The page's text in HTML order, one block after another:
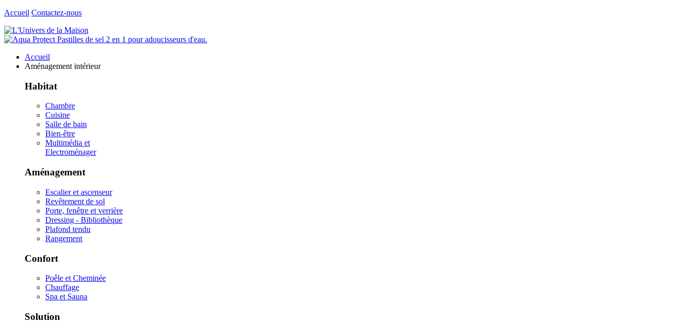
Accueil Contactez-nous
Accueil
Aménagement intérieur
Habitat
Chambre
Cuisine
Salle de bain
Bien-être
Multimédia et
Electroménager
Aménagement
Escalier et ascenseur
Revêtement de sol
Porte, fenêtre et verrière
Dressing - Bibliothèque
Plafond tendu
Rangement
Confort
Poêle et Cheminée
Chauffage
Spa et Sauna
Solution